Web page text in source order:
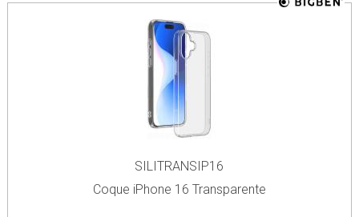
SILITRANSIP16
Coque iPhone 16 Transparente